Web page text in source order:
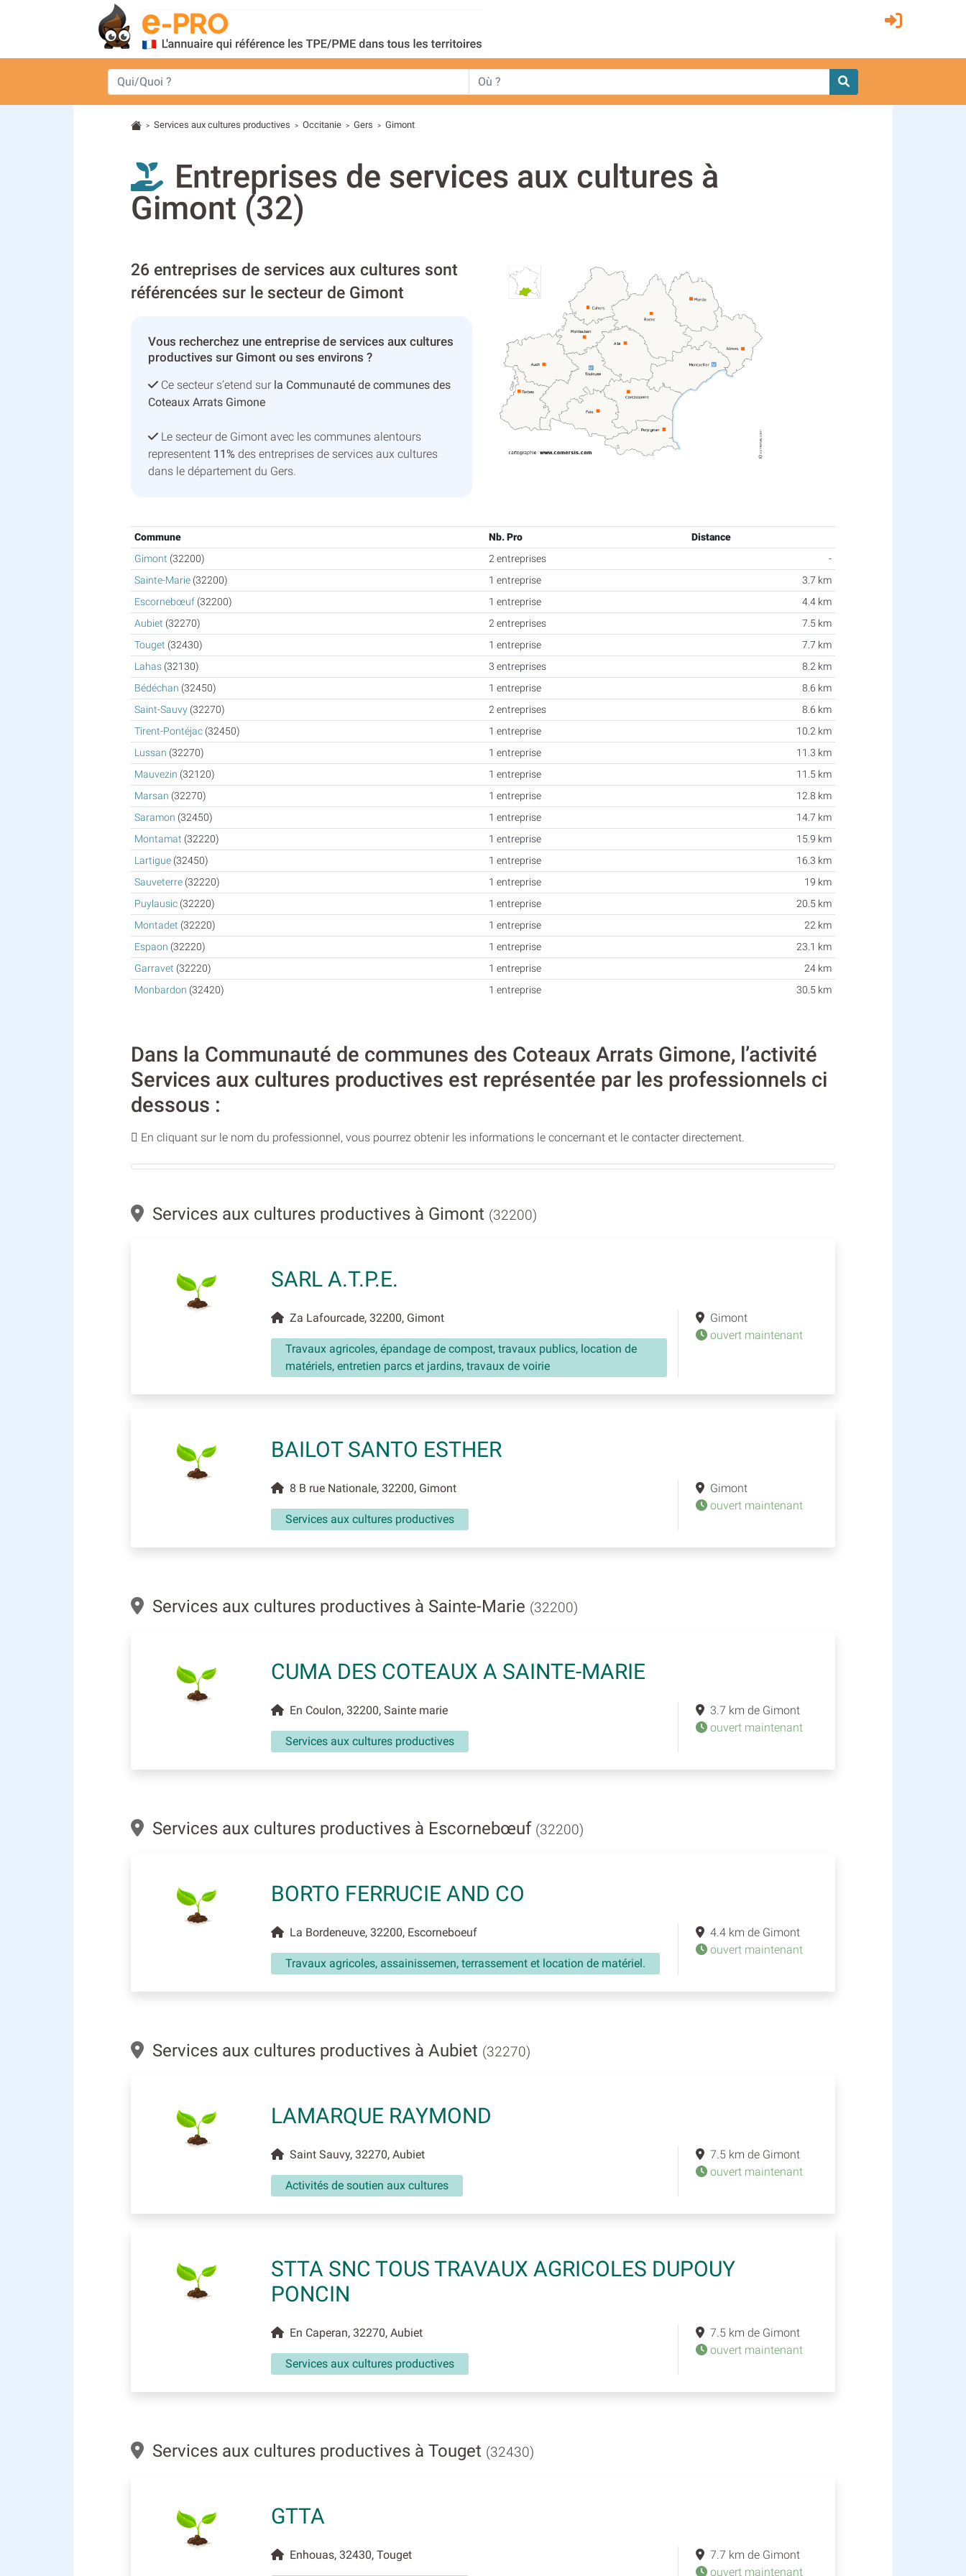
> Services aux cultures productives > Occitanie > Gers > Gimont
Entreprises de services aux cultures à
Gimont (32)
26 entreprises de services aux cultures sont
référencées sur le secteur de Gimont
Vous recherchez une entreprise de services aux cultures
productives sur Gimont ou ses environs ?
Ce secteur s’etend sur la Communauté de communes des
Coteaux Arrats Gimone
Le secteur de Gimont avec les communes alentours
representent 11% des entreprises de services aux cultures
dans le département du Gers.
Commune Nb. Pro
Distance
Gimont (32200) 2 entreprises
-
Sainte-Marie(32200) 1 entreprise
3.7 km
Escornebœuf(32200) 1 entreprise
4.4 km
Aubiet (32270) 2 entreprises
7.5 km
Touget (32430) 1 entreprise
7.7 km
Lahas(32130) 3 entreprises
8.2 km
Bédéchan (32450) 1 entreprise
8.6 km
Saint-Sauvy(32270) 2 entreprises
8.6 km
Tirent-Pontéjac(32450) 1 entreprise
10.2 km
Lussan (32270) 1 entreprise
11.3 km
Mauvezin (32120) 1 entreprise
11.5 km
Marsan (32270) 1 entreprise
12.8 km
Saramon (32450) 1 entreprise
14.7 km
Montamat (32220) 1 entreprise
15.9 km
Lartigue(32450) 1 entreprise
16.3 km
Sauveterre(32220) 1 entreprise
19 km
Puylausic(32220) 1 entreprise
20.5 km
Montadet (32220) 1 entreprise
22 km
Espaon (32220) 1 entreprise
23.1 km
Garravet (32220) 1 entreprise
24 km
Monbardon (32420) 1 entreprise 30.5 km
Dans la Communauté de communes des Coteaux Arrats Gimone, l’activité
Services aux cultures productives est représentée par les professionnels ci
dessous :
En cliquant sur le nom du professionnel, vous pourrez obtenir les informations le concernant et le contacter directement.
Services aux cultures productives à Gimont (32200)
SARL A.T.P.E.
Za Lafourcade, 32200, Gimont
Travaux agricoles, épandage de compost, travaux publics, location de
matériels, entretien parcs et jardins, travaux de voirie
Gimont
ouvert maintenant
BAILOT SANTO ESTHER
8 B rue Nationale, 32200, Gimont
Services aux cultures productives
Gimont
ouvert maintenant
Services aux cultures productives à Sainte-Marie (32200)
CUMA DES COTEAUX A SAINTE-MARIE
En Coulon, 32200, Sainte marie
Services aux cultures productives
3.7 km de Gimont
ouvert maintenant
Services aux cultures productives à Escornebœuf (32200)
BORTO FERRUCIE AND CO
La Bordeneuve, 32200, Escorneboeuf
Travaux agricoles, assainissemen, terrassement et location de matériel.
4.4 km de Gimont
ouvert maintenant
Services aux cultures productives à Aubiet (32270)
LAMARQUE RAYMOND
Saint Sauvy, 32270, Aubiet
Activités de soutien aux cultures
7.5 km de Gimont
ouvert maintenant
STTA SNC TOUS TRAVAUX AGRICOLES DUPOUY
PONCIN
En Caperan, 32270, Aubiet
Services aux cultures productives
7.5 km de Gimont
ouvert maintenant
Services aux cultures productives à Touget (32430)
GTTA
Enhouas, 32430, Touget
7.7 km de Gimont
ouvert maintenant